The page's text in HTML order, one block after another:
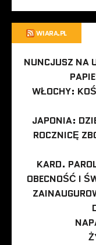
WIARA.PL
NUNCJUSZ NA
WŁOCHY:
JAPONIA:
ROCZNICĘ
KARD.
OBECNOŚĆ I